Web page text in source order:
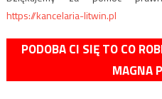
https://kancelaria-litwin.pl
PODOBA CI SIĘ TO CO
MAGNA